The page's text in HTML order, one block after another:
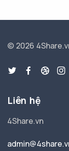
© 2026
Liên hệ
4Share.vn